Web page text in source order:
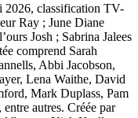
2026, classification TV-
Ray ; June Diane
Josh ; Sabrina Jalees
comprend Sarah
Abbi Jacobson,
Lena Waithe, David
Mark Duplass, Pam
autres. Créée par